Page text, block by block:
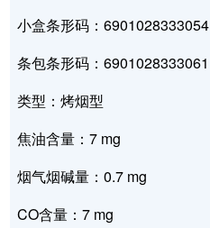
小盒条形码：6901028333054
条包条形码：6901028333061
类型：烤烟型
焦油含量：7 mg
烟气烟碱量：0.7 mg
CO含量：7 mg